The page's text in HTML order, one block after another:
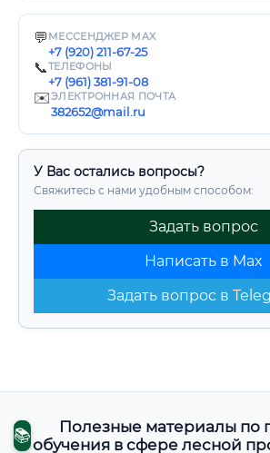
💬 МЕССЕНДЖЕР MAX
+7 (920) 211-67-25
📞ТЕЛЕФОНЫ
+7 (961) 381-91-08
✉️ЭЛЕКТРОННАЯ ПОЧТА
382652@mail.ru
У Вас остались вопросы?
Свяжитесь с нами удобным способом:
Задать вопрос
Написать в Max
Задать вопрос в
📚
Полезные материалы по
обучения в сфере лесной